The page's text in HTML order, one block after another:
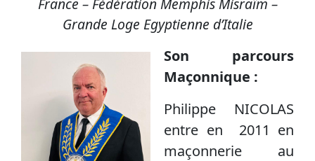
Grande Loge Egyptienne d’Italie
Son parcours
Maçonnique :
Philippe NICOLAS
entre en 2011 en
maçonnerie au